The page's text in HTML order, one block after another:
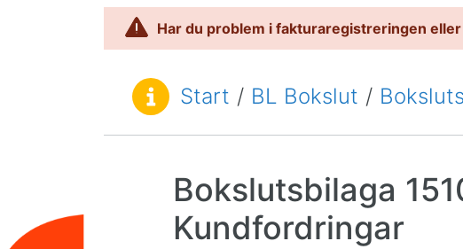
Har du problem i fakturaregistreringen
Du är här:Start / BL Bokslut /
Bokslutsbilaga
Kundfordringar